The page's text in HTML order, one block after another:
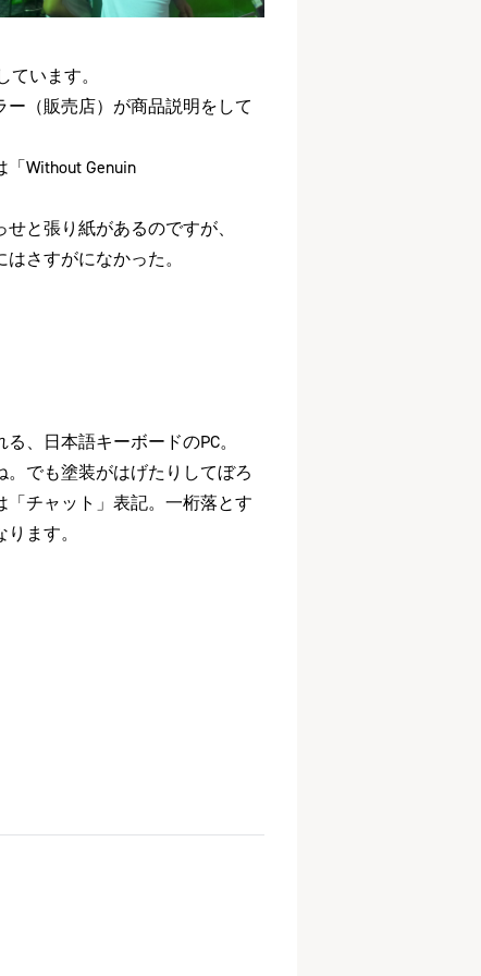
ています。
ー（販売店）が商品説明をして
Without Genuin
と張り紙があるのですが、
さすがになかった。
、日本語キーボードのPC。
。でも塗装がはげたりしてぼろ
「チャット」表記。一桁落とす
ます。